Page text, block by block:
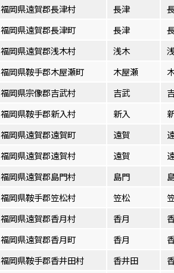
福岡県遠賀郡長津村 長津
福岡県遠賀郡長津町 長津
福岡県遠賀郡浅木村 浅木
福岡県鞍手郡木屋瀬町 木屋瀬
福岡県宗像郡吉武村 吉武
福岡県鞍手郡新入村 新入
福岡県遠賀郡遠賀町 遠賀
福岡県遠賀郡遠賀村 遠賀
福岡県遠賀郡島門村 島門
福岡県鞍手郡笠松村 笠松
福岡県遠賀郡香月村 香月
福岡県遠賀郡香月町 香月
福岡県鞍手郡香井田村 香井田